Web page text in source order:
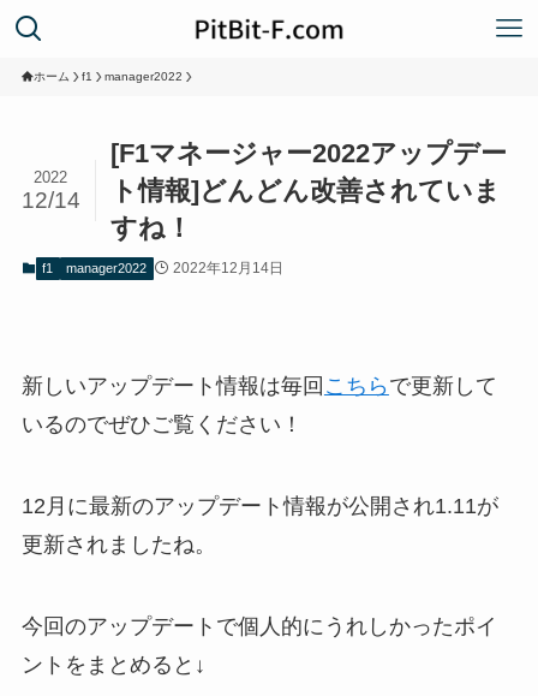
ホーム f1 manager2022
[F1マネージャー2022アップデー
ト情報]どんどん改善されていま
すね！
2022
12/14
f1 manager2022 2022年12月14日
新しいアップデート情報は毎回 こちら で更新して
いるのでぜひご覧ください！
12月に最新のアップデート情報が公開され1.11が
更新されましたね。
今回のアップデートで個人的にうれしかったポイ
ントをまとめると↓